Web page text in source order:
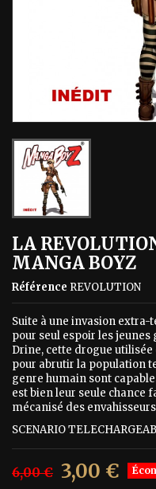
LA
MANGA BOYZ
Référence REVOLUTION
Suite à une invasion extra-
pour seul espoir les
Drine, cette drogue
pour abrutir la population
genre humain sont
est bien leur seule chance
mécanisé des
SCENARIO
6,00 € 3,00 €